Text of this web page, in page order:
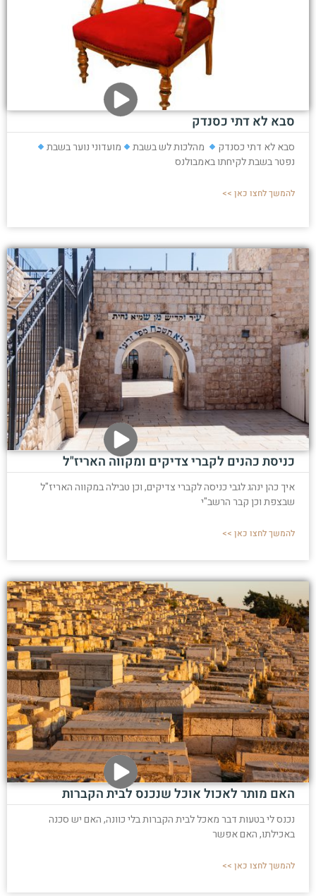
סבא לא דתי כסנדק
סבא לא דתי כסנדק מהלכות לש בשבת
מועדוני נוער בשבת
נפטר בשבת לקיחתו באמבולנס
להמשך לחצו כאן >>
כניסת כהנים לקברי צדיקים ומקווה האריז"ל
איך כהן ינהג לגבי כניסה לקברי צדיקים, וכן טבילה במקווה האריז"ל
שבצפת וכן קבר הרשב"י
להמשך לחצו כאן >>
האם מותר לאכול אוכל שנכנס לבית הקברות
נכנס לי בטעות דבר מאכל לבית הקברות בלי כוונה, האם יש סכנה
באכילתו, האם אפשר
להמשך לחצו כאן >>